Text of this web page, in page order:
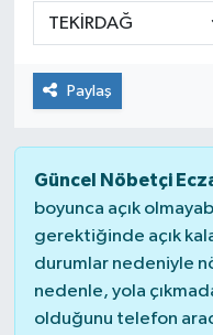
Paylaş
Güncel Nöbetçi
boyunca açık
gerektiğinde açık
durumlar nedeniyle
nedenle, yola
olduğunu telefon
Dursunbey
Edremit
EĞİTİM
EKONOMİ
Erdek